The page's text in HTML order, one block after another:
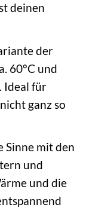
deinen
der
60°C und
Ideal für
ganz so
Sinne mit den
und
und die